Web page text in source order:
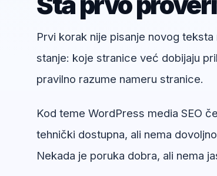
Prvi korak nije pisanje novog
stanje: koje stranice već dobijaju
pravilno razume nameru stranice.
Kod teme WordPress media SEO
tehnički dostupna, ali nema
Nekada je poruka dobra, ali nema